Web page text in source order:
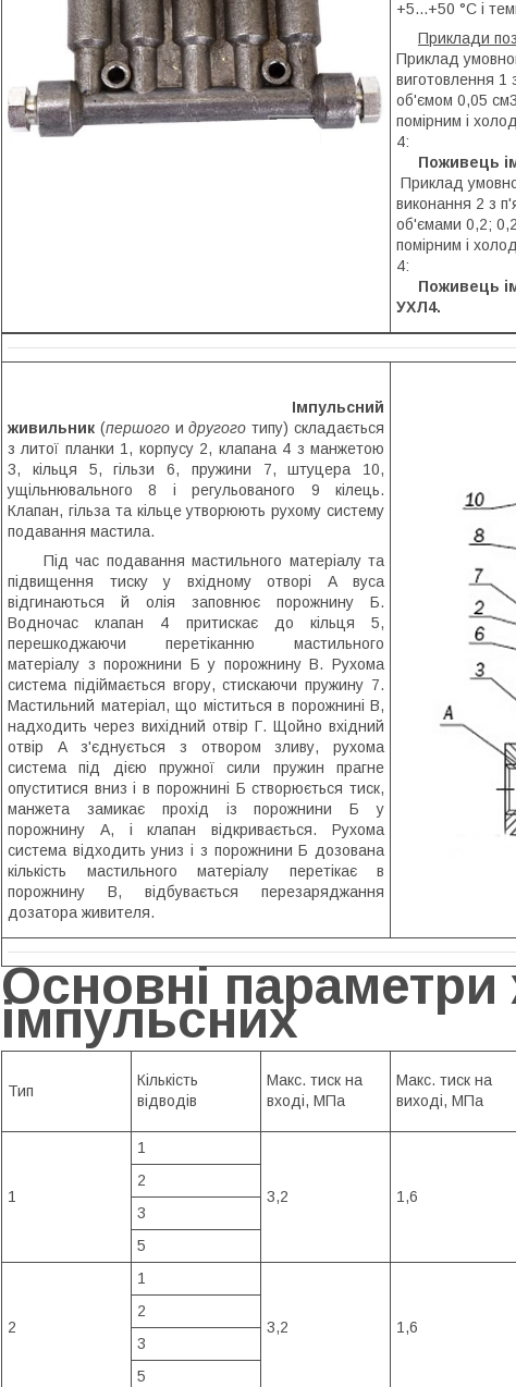
+5...+50 °C і
Приклади
Приклад
виготовлення 1
об'ємом 0,05
помірним і
4:
Поживець
Приклад
виконання 2 з
об'ємами 0,2;
помірним і
4:
Поживець
УХЛ4.
Імпульсний
живильник (першого и другого типу) складається
з литої планки 1, корпусу 2, клапана 4 з манжетою
3, кільця 5, гільзи 6, пружини 7, штуцера 10,
ущільнювального 8 і регульованого 9 кілець.
Клапан, гільза та кільце утворюють рухому систему
подавання мастила.
Під час подавання мастильного матеріалу та
підвищення тиску у вхідному отворі А вуса
відгинаються й олія заповнює порожнину Б.
Водночас клапан 4 притискає до кільця 5,
перешкоджаючи перетіканню мастильного
матеріалу з порожнини Б у порожнину В. Рухома
система підіймається вгору, стискаючи пружину 7.
Мастильний матеріал, що міститься в порожнині В,
надходить через вихідний отвір Г. Щойно вхідний
отвір А з'єднується з отвором зливу, рухома
система під дією пружної сили пружин прагне
опуститися вниз і в порожнині Б створюється тиск,
манжета замикає прохід із порожнини Б у
порожнину А, і клапан відкривається. Рухома
система відходить униз і з порожнини Б дозована
кількість мастильного матеріалу перетікає в
порожнину В, відбувається перезаряджання
дозатора живителя.
Основні параметри
імпульсних
Тип
Кількість
відводів
Макс. тиск на
вході, МПа
Макс. тиск на
виході, МПа
1
1
3,2 1,6
2
3
5
2
1
3,2 1,6
2
3
5